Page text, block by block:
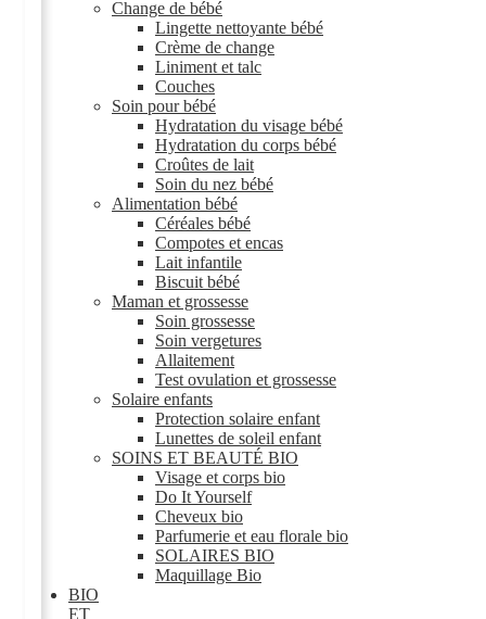
Change de bébé
Lingette nettoyante bébé
Crème de change
Liniment et talc
Couches
Soin pour bébé
Hydratation du visage bébé
Hydratation du corps bébé
Croûtes de lait
Soin du nez bébé
Alimentation bébé
Céréales bébé
Compotes et encas
Lait infantile
Biscuit bébé
Maman et grossesse
Soin grossesse
Soin vergetures
Allaitement
Test ovulation et grossesse
Solaire enfants
Protection solaire enfant
Lunettes de soleil enfant
SOINS ET BEAUTÉ BIO
Visage et corps bio
Do It Yourself
Cheveux bio
Parfumerie et eau florale bio
SOLAIRES BIO
Maquillage Bio
BIO
ET